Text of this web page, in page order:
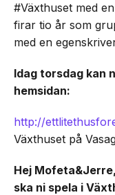
#Växthuset med
firar tio år som
med en
Idag torsdag kan
hemsidan:
http://
Växthuset på
Hej
ska ni spela i